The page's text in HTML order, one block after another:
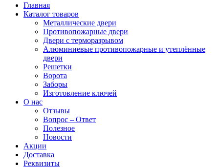
Главная
Каталог товаров
Металлические двери
Противопожарные двери
Двери с терморазрывом
Алюминиевые противопожарные и утеплённые
двери
Решетки
Ворота
Заборы
Изготовление ключей
О нас
Отзывы
Вопрос – Ответ
Полезное
Новости
Акции
Доставка
Реквизиты